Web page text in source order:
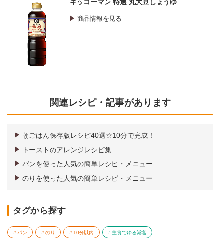
キッコーマン 特選 丸大豆しょうゆ
商品情報を見る
関連レシピ・記事があります
朝ごはん保存版レシピ40選☆10分で完成！
トーストのアレンジレシピ集
パンを使った人気の簡単レシピ・メニュー
のりを使った人気の簡単レシピ・メニュー
タグから探す
パン のり 10分以内 主食でゆる減塩